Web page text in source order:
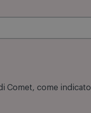
Comet, come indicato